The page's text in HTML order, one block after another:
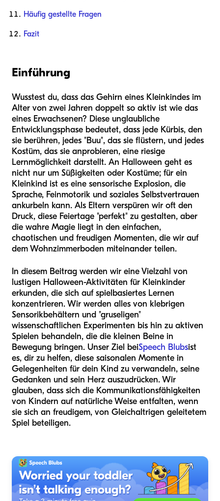
Häufig gestellte Fragen
Fazit
Einführung
Wusstest du, dass das Gehirn eines Kleinkindes im
Alter von zwei Jahren doppelt so aktiv ist wie das
eines Erwachsenen? Diese unglaubliche
Entwicklungsphase bedeutet, dass jede Kürbis, den
sie berühren, jedes "Buu", das sie flüstern, und jedes
Kostüm, das sie anprobieren, eine riesige
Lernmöglichkeit darstellt. An Halloween geht es
nicht nur um Süßigkeiten oder Kostüme; für ein
Kleinkind ist es eine sensorische Explosion, die
Sprache, Feinmotorik und soziales Selbstvertrauen
ankurbeln kann. Als Eltern verspüren wir oft den
Druck, diese Feiertage "perfekt" zu gestalten, aber
die wahre Magie liegt in den einfachen,
chaotischen und freudigen Momenten, die wir auf
dem Wohnzimmerboden miteinander teilen.
In diesem Beitrag werden wir eine Vielzahl von
lustigen Halloween-Aktivitäten für Kleinkinder
erkunden, die sich auf spielbasiertes Lernen
konzentrieren. Wir werden alles von klebrigen
Sensorikbehältern und "gruseligen"
wissenschaftlichen Experimenten bis hin zu aktiven
Spielen behandeln, die die kleinen Beine in
Bewegung bringen. Unser Ziel beiSpeech Blubsist
es, dir zu helfen, diese saisonalen Momente in
Gelegenheiten für dein Kind zu verwandeln, seine
Gedanken und sein Herz auszudrücken. Wir
glauben, dass sich die Kommunikationsfähigkeiten
von Kindern auf natürliche Weise entfalten, wenn
sie sich an freudigem, von Gleichaltrigen geleitetem
Spiel beteiligen.